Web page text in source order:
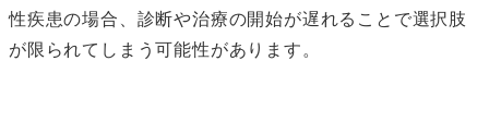
性疾患の場合、診断や治療の開始が遅れることで選択肢
が限られてしまう可能性があります。